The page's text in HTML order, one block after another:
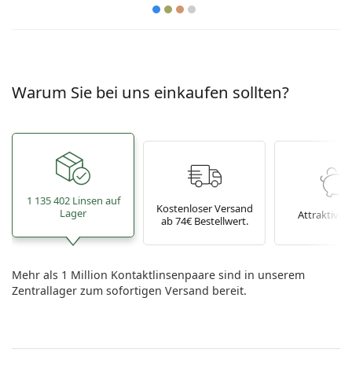
Warum Sie bei uns einkaufen sollten?
1 135 402 Linsen auf
Lager
Kostenloser Versand
ab 74€ Bestellwert.
Attraktive
Mehr als 1 Million Kontaktlinsenpaare sind in unserem
Zentrallager zum sofortigen Versand bereit.